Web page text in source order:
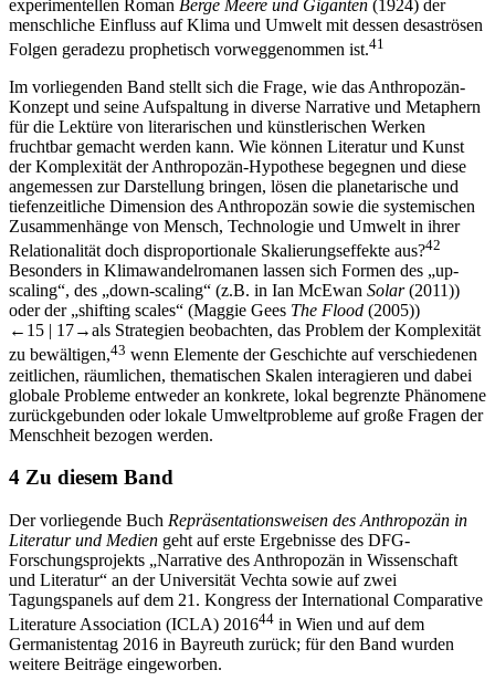
menschliche Einfluss auf Klima und Umwelt mit dessen desaströsen
Folgen geradezu prophetisch vorweggenommen ist.41
Konzept und seine Aufspaltung in diverse Narrative und Metaphern
für die Lektüre von literarischen und künstlerischen Werken
fruchtbar gemacht werden kann. Wie können Literatur und Kunst
der Komplexität der Anthropozän-Hypothese begegnen und diese
angemessen zur Darstellung bringen, lösen die planetarische und
tiefenzeitliche Dimension des Anthropozän sowie die systemischen
Zusammenhänge von Mensch, Technologie und Umwelt in ihrer
Relationalität doch disproportionale Skalierungseffekte aus? 42
Besonders in Klimawandelromanen lassen sich Formen des „up-
scaling“, des „down-scaling“ (z.B. in Ian McEwanSolar(2011))
oder der „shifting scales“ (Maggie GeesThe Flood (2005))
←15 |17→als Strategien beobachten, das Problem der Komplexität
zu bewältigen, 43wenn Elemente der Geschichte auf verschiedenen
zeitlichen, räumlichen, thematischen Skalen interagieren und dabei
globale Probleme entweder an konkrete, lokal begrenzte Phänomene
zurückgebunden oder lokale Umweltprobleme auf große Fragen der
Menschheit bezogen werden.
Literatur und Mediengeht auf erste Ergebnisse des DFG-
Forschungsprojekts „Narrative des Anthropozän in Wissenschaft
und Literatur“ an der Universität Vechta sowie auf zwei
Tagungspanels auf dem 21. Kongress der International Comparative
Literature Association (ICLA) 201644 in Wien und auf dem
Germanistentag 2016 in Bayreuth zurück; für den Band wurden
weitere Beiträge eingeworben.